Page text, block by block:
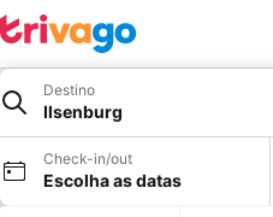
Destino
Ilsenburg
Check-in/out
Escolha as datas